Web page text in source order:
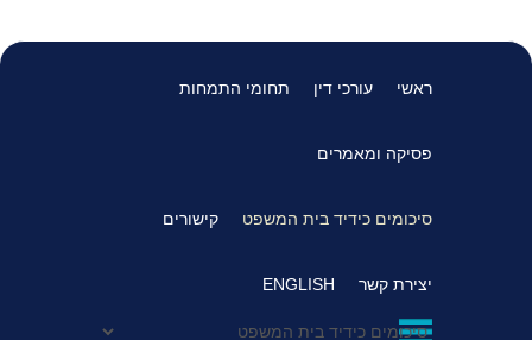
ראשי עורכי דין תחומי התמחות
פסיקה ומאמרים
סיכומים כידיד בית המשפט קישורים
יצירת קשר ENGLISH